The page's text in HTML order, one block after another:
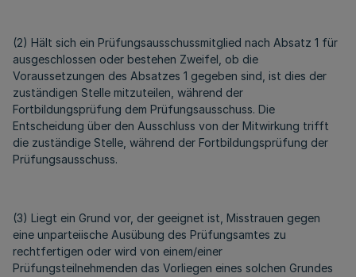
(2) Hält sich ein Prüfungsausschussmitglied nach Absatz 1 für
ausgeschlossen oder bestehen Zweifel, ob die
Voraussetzungen des Absatzes 1 gegeben sind, ist dies der
zuständigen Stelle mitzuteilen, während der
Fortbildungsprüfung dem Prüfungsausschuss. Die
Entscheidung über den Ausschluss von der Mitwirkung trifft
die zuständige Stelle, während der Fortbildungsprüfung der
Prüfungsausschuss.
(3) Liegt ein Grund vor, der geeignet ist, Misstrauen gegen
eine unparteiische Ausübung des Prüfungsamtes zu
rechtfertigen oder wird von einem/einer
Prüfungsteilnehmenden das Vorliegen eines solchen Grundes